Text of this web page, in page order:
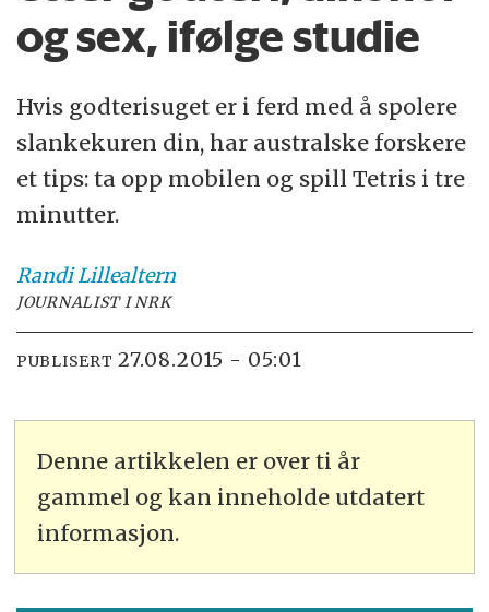
og sex, ifølge studie
Hvis godterisuget er i ferd med å spolere
slankekuren din, har australske forskere
et tips: ta opp mobilen og spill Tetris i tre
minutter.
RandiLillealtern
JOURNALIST I NRK
PUBLISERT 27.08.2015 - 05:01
Denne artikkelen er over ti år
gammel og kan inneholde utdatert
informasjon.